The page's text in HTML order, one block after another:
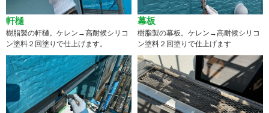
軒樋
樹脂製の軒樋。ケレン→高耐候シリコ
ン塗料２回塗りで仕上げます。
幕板
樹脂製の幕板。ケレン→高耐候シリコ
ン塗料２回塗りで仕上げます